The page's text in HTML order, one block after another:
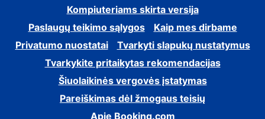
Kompiuteriams skirta versija
Paslaugų teikimo sąlygos
Kaip mes dirbame
Privatumo nuostatai
Tvarkyti slapukų nustatymus
Tvarkykite pritaikytas rekomendacijas
Šiuolaikinės vergovės įstatymas
Pareiškimas dėl žmogaus teisių
Apie Booking.com